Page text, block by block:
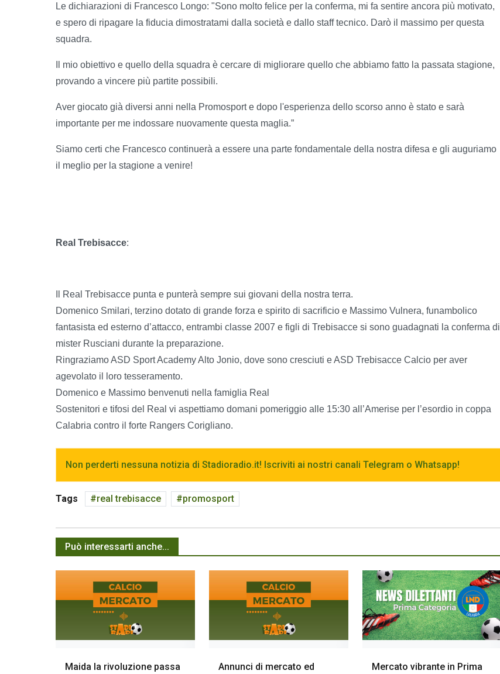
Le dichiarazioni di Francesco Longo: "Sono molto felice per la conferma, mi fa sentire ancora più motivato,
e spero di ripagare la fiducia dimostratami dalla società e dallo staff tecnico. Darò il massimo per questa
squadra.
Il mio obiettivo e quello della squadra è cercare di migliorare quello che abbiamo fatto la passata stagione,
provando a vincere più partite possibili.
Aver giocato già diversi anni nella Promosport e dopo l'esperienza dello scorso anno è stato e sarà
importante per me indossare nuovamente questa maglia.”
Siamo certi che Francesco continuerà a essere una parte fondamentale della nostra difesa e gli auguriamo
il meglio per la stagione a venire!
Real Trebisacce:
Il Real Trebisacce punta e punterà sempre sui giovani della nostra terra.
Domenico Smilari, terzino dotato di grande forza e spirito di sacrificio e Massimo Vulnera, funambolico
fantasista ed esterno d’attacco, entrambi classe 2007 e figli di Trebisacce si sono guadagnati la conferma di
mister Rusciani durante la preparazione.
Ringraziamo ASD Sport Academy Alto Jonio, dove sono cresciuti e ASD Trebisacce Calcio per aver
agevolato il loro tesseramento.
Domenico e Massimo benvenuti nella famiglia Real
Sostenitori e tifosi del Real vi aspettiamo domani pomeriggio alle 15:30 all’Amerise per l’esordio in coppa
Calabria contro il forte Rangers Corigliano.
Non perderti nessuna notizia di Stadioradio.it! Iscriviti ai nostri canali Telegram o Whatsapp!
Tags real trebisacce promosport
Può interessarti anche...
Maida la rivoluzione passa
Annunci di mercato ed
Mercato vibrante in Prima